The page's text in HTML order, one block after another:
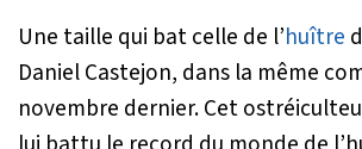
Une taille qui bat celle de l’huître
Daniel Castejon, dans la même
novembre dernier. Cet